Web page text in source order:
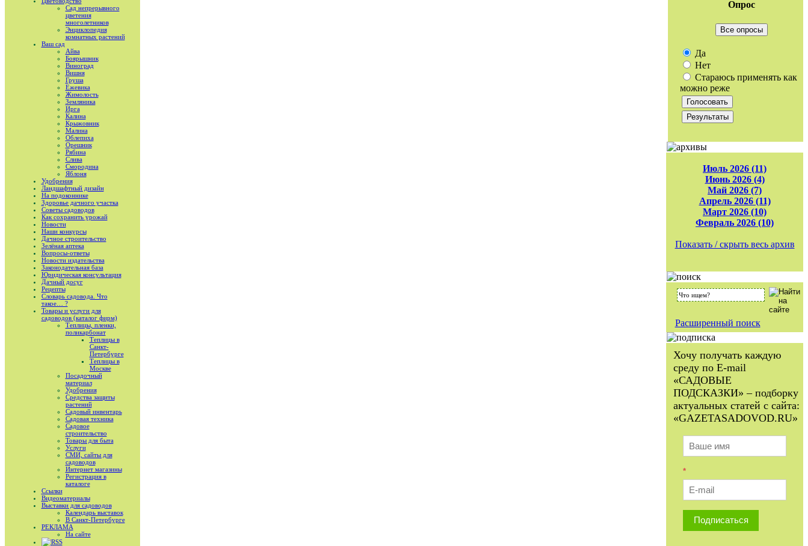
Сад непрерывного
цветения
многолетников
Энциклопедия
комнатных растений
Ваш сад
Айва
Боярышник
Виноград
Вишня
Груша
Ежевика
Жимолость
Земляника
Ирга
Калина
Крыжовник
Малина
Облепиха
Орешник
Рябина
Слива
Смородина
Яблоня
Удобрения
Ландшафтный дизайн
На подоконнике
Здоровье дачного участка
Советы садоводов
Как сохранить урожай
Новости
Наши конкурсы
Дачное строительство
Зелёная аптека
Вопросы-ответы
Новости издательства
Законодательная база
Юридическая консультация
Дачный досуг
Рецепты
Словарь садовода. Что
такое… ?
Товары и услуги для
садоводов (каталог фирм)
Теплицы, пленки,
поликарбонат
Теплицы в
Санкт-
Петербурге
Теплицы в
Москве
Посадочный
материал
Удобрения
Средства защиты
растений
Садовый инвентарь
Садовая техника
Садовое
строительство
Товары для быта
Услуги
СМИ, сайты для
садоводов
Интернет магазины
Регистрация в
каталоге
Ссылки
Видеоматериалы
Выставки для садоводов
Календарь выставок
В Санкт-Петербурге
РЕКЛАМА
На сайте
RSS
Опрос
Все опросы
Да
Нет
Стараюсь применять как
можно реже
Июль 2026 (11)
Июнь 2026 (4)
Май 2026 (7)
Апрель 2026 (11)
Март 2026 (10)
Февраль 2026 (10)
Показать / скрыть весь архив
Расширенный поиск
Хочу получать каждую
среду по E-mail
«САДОВЫЕ
ПОДСКАЗКИ» – подборку
актуальных статей с сайта:
«GAZETASADOVOD.RU»
*
Подписаться